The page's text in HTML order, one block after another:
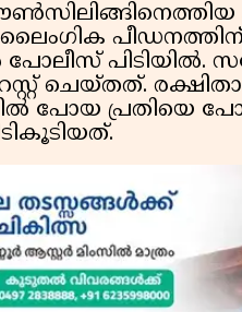
പോലീസ്
ചെയ്തത്.
പോയ പ്രതിയെ